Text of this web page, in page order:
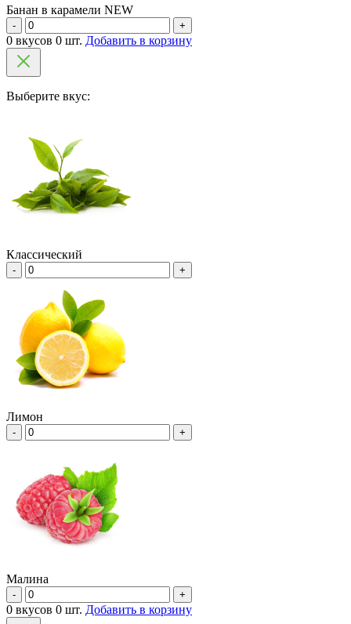
Банан в карамели NEW
- +
0 вкусов 0 шт. Добавить в корзину
Выберите вкус:
Классический
- +
Лимон
- +
Малина
- +
0 вкусов 0 шт. Добавить в корзину